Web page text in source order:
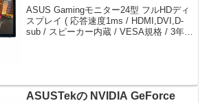
VE248HR がタイムセールで
13,980円！
ASUS Gamingモニター24型 フルHDディ
スプレイ ( 応答速度1ms / HDMI,DVI,D-
sub / スピーカー内蔵 / VESA規格 / 3年保
ASUSTekの NVIDIA GeForce